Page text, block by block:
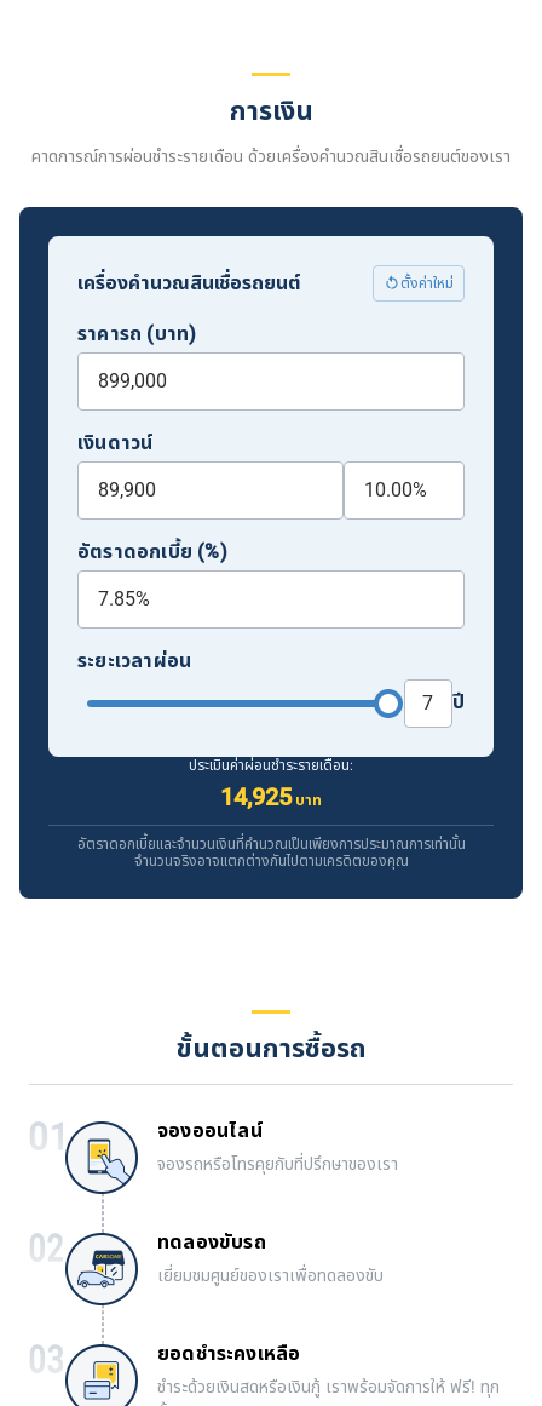
การเงิน
คาดการณ์การผ่อนชำระรายเดือน ด้วยเครื่องคำนวณสินเชื่อรถยนต์ของเรา
เครื่องคำนวณสินเชื่อรถยนต์ ตั้งค่าใหม่
ราคารถ (บาท)
เงินดาวน์
อัตราดอกเบี้ย (%)
ระยะเวลาผ่อน
ปี
ประเมินค่าผ่อนชำระรายเดือน:
14,925 บาท
อัตราดอกเบี้ยและจำนวนเงินที่คำนวณเป็นเพียงการประมาณการเท่านั้น
จำนวนจริงอาจแตกต่างกันไปตามเครดิตของคุณ
ขั้นตอนการซื้อรถ
จองออนไลน์
จองรถหรือโทรคุยกับที่ปรึกษาของเรา
ทดลองขับรถ
เยี่ยมชมศูนย์ของเราเพื่อทดลองขับ
ยอดชำระคงเหลือ
ชำระด้วยเงินสดหรือเงินกู้ เราพร้อมจัดการให้ ฟรี! ทุก